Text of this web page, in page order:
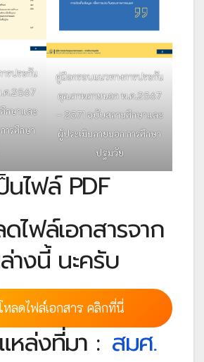
รประกัน
ศ.2567
กษาและ
ารศึกษา
คู่มือกรอบแนวทางการประกัน
คุณภาพภายนอก พ.ศ.2567
– 2571 ฉบับสถานศึกษาและ
ผู้ประเมินภายนอก การศึกษา
ปฐมวัย
นไฟล์ PDF
ไฟล์เอกสารจาก
างนี้ นะครับ
ลดไฟล์เอกสาร คลิกที่นี่
ล่งที่มา : สมศ.